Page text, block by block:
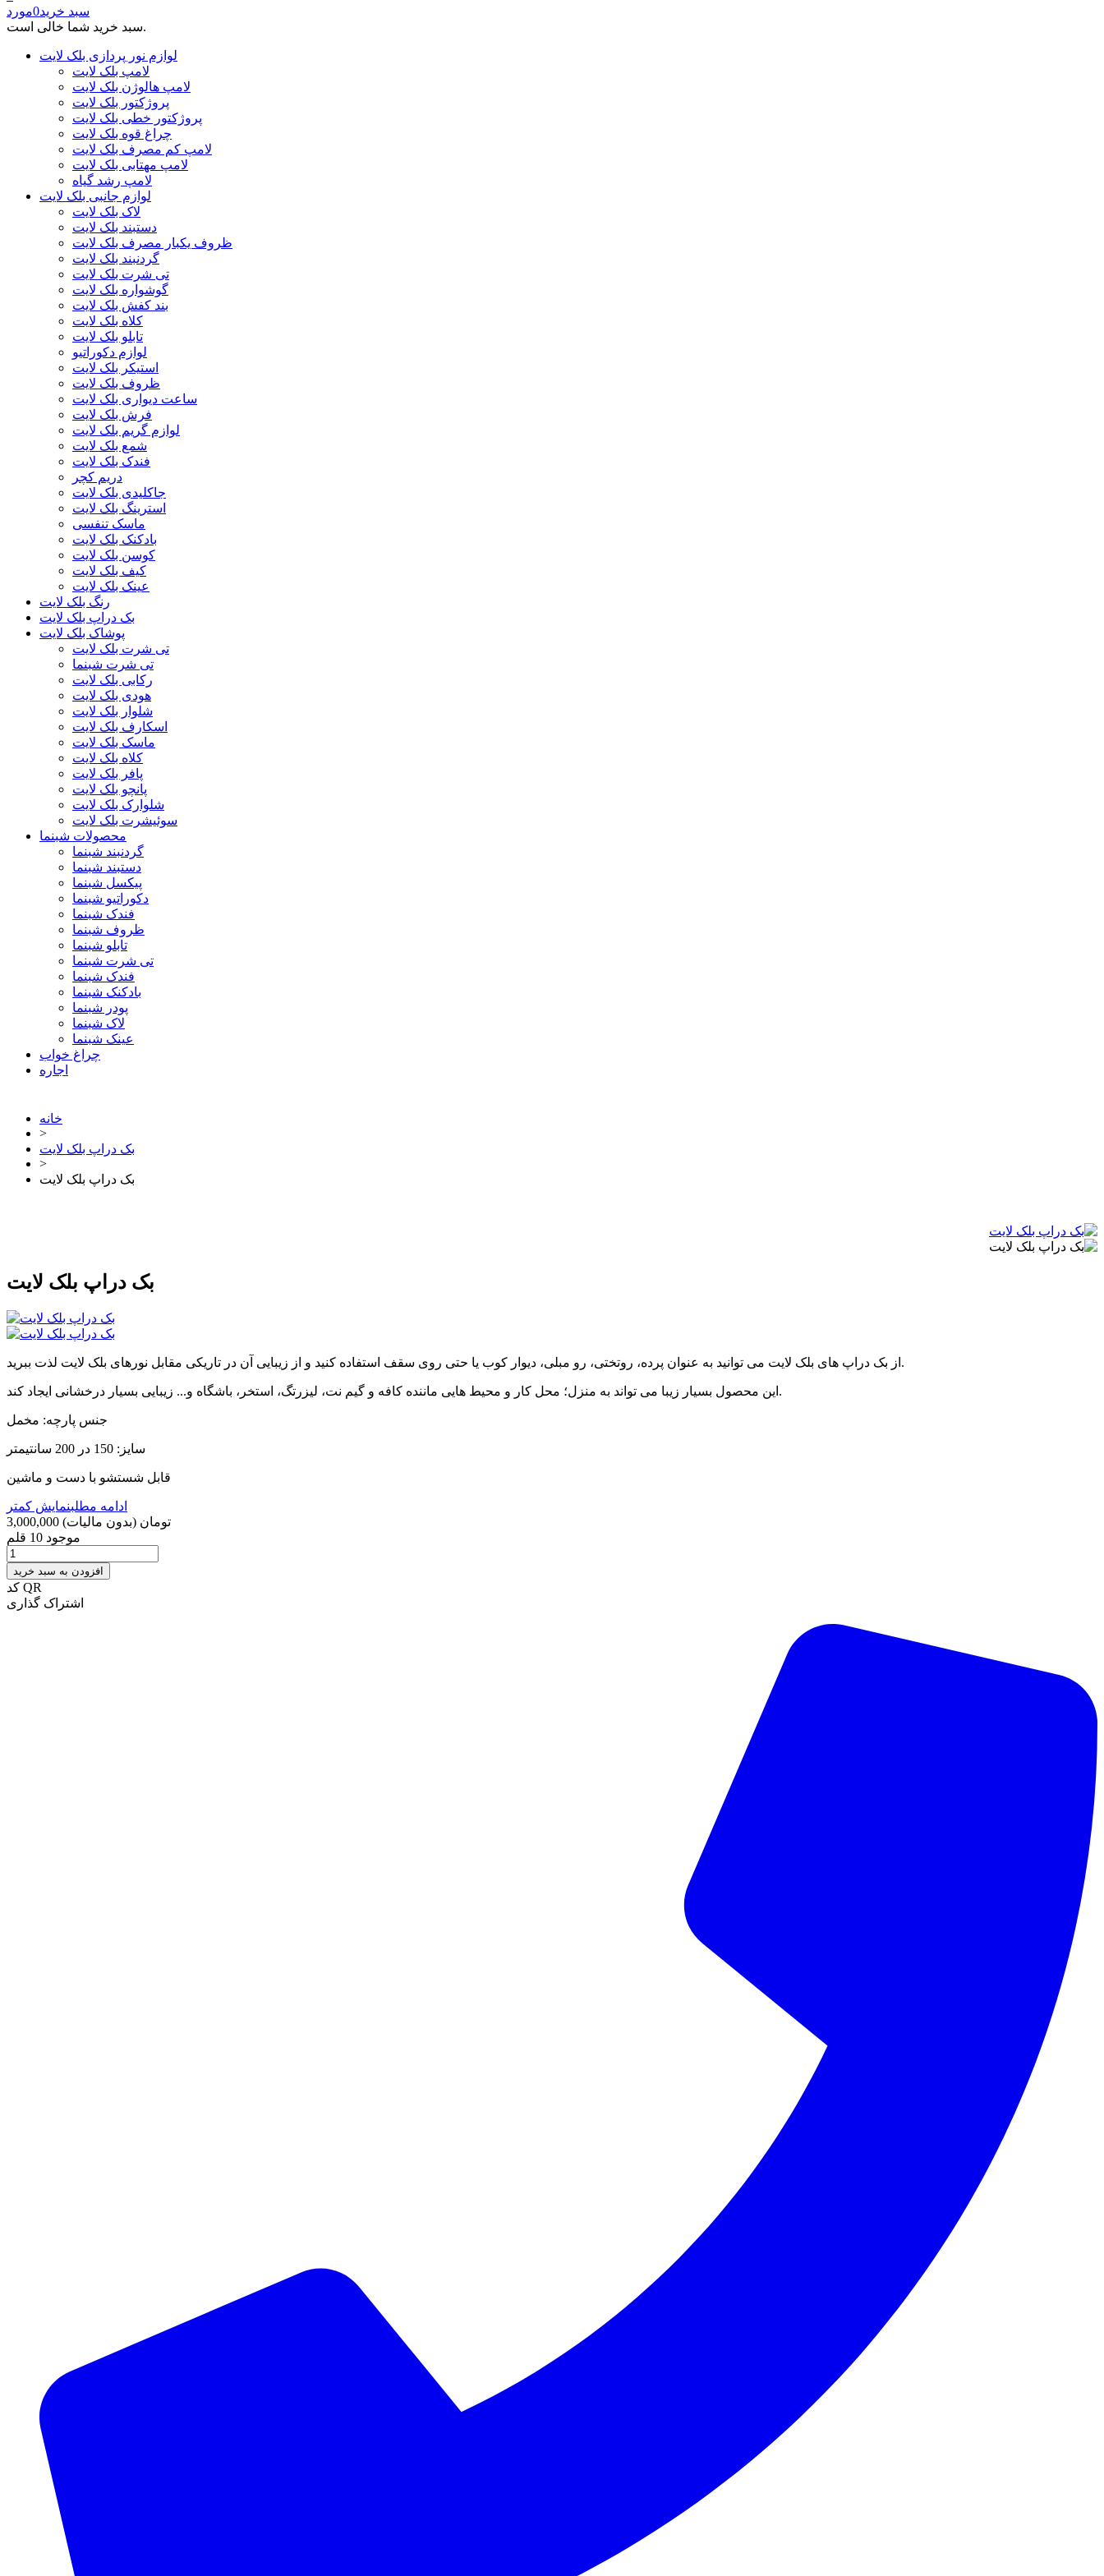
سبد خرید0مورد
سبد خرید شما خالی است.
لوازم نور پردازی بلک لایت
لامپ بلک لایت
لامپ هالوژن بلک لایت
پروژکتور بلک لایت
پروژکتور خطی بلک لایت
چراغ قوه بلک لایت
لامپ کم مصرف بلک لایت
لامپ مهتابی بلک لایت
لامپ رشد گیاه
لوازم جانبی بلک لایت
لاک بلک لایت
دستبند بلک لایت
ظروف یکبار مصرف بلک لایت
گردنبند بلک لایت
تی شرت بلک لایت
گوشواره بلک لایت
بند کفش بلک لایت
کلاه بلک لایت
تابلو بلک لایت
لوازم دکوراتیو
استیکر بلک لایت
ظروف بلک لایت
ساعت دیواری بلک لایت
فرش بلک لایت
لوازم گریم بلک لایت
شمع بلک لایت
فندک بلک لایت
دریم کچر
جاکلیدی بلک لایت
استرینگ بلک لایت
ماسک تنفسی
بادکنک بلک لایت
کوسن بلک لایت
کیف بلک لایت
عینک بلک لایت
رنگ بلک لایت
بک دراپ بلک لایت
پوشاک بلک لایت
تی شرت بلک لایت
تی شرت شبنما
رکابی بلک لایت
هودی بلک لایت
شلوار بلک لایت
اسکارف بلک لایت
ماسک بلک لایت
کلاه بلک لایت
پافر بلک لایت
پانچو بلک لایت
شلوارک بلک لایت
سوئیشرت بلک لایت
محصولات شبنما
گردنبند شبنما
دستبند شبنما
پیکسل شبنما
دکوراتیو شبنما
فندک شبنما
ظروف شبنما
تابلو شبنما
تی شرت شبنما
فندک شبنما
بادکنک شبنما
پودر شبنما
لاک شبنما
عینک شبنما
چراغ خواب
اجاره
خانه
>
بک دراپ بلک لایت
>
بک دراپ بلک لایت
بک دراپ بلک لایت
از بک دراپ های بلک لایت می توانید به عنوان پرده، روتختی، رو مبلی، دیوار کوب یا حتی روی سقف استفاده کنید و از زیبایی آن در تاریکی مقابل نورهای بلک لایت لذت ببرید.
این محصول بسیار زیبا می تواند به منزل؛ محل کار و محیط هایی ماننده کافه و گیم نت، لیزرتگ، استخر، باشگاه و... زیبایی بسیار درخشانی ایجاد کند.
جنس پارچه: مخمل
سایز: 150 در 200 سانتیمتر
قابل شستشو با دست و ماشین
ادامه مطلبنمایش کمتر
3,000,000 تومان (بدون مالیات)
موجود 10 قلم
افزودن به سبد خرید
کد QR
اشتراک گذاری